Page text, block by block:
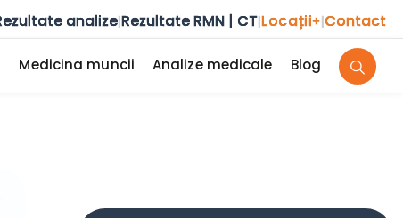
analize|Rezultate RMN | CT|Locații+|Contact
Medicina muncii Analize medicale Blog